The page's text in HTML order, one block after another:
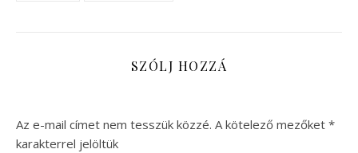
SZÓLJ HOZZÁ
Az e-mail címet nem tesszük közzé. A kötelező mezőket *
karakterrel jelöltük